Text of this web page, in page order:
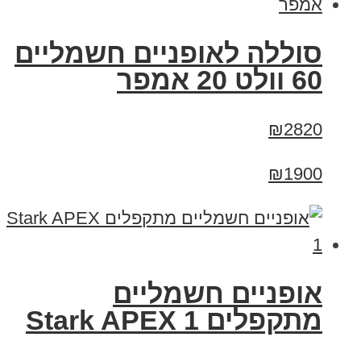
סוללה לאופניים חשמליים
60 וולט 20 אמפר
₪2820
₪1900
‏אופניים חשמליים
‏מתקפלים Stark APEX 1